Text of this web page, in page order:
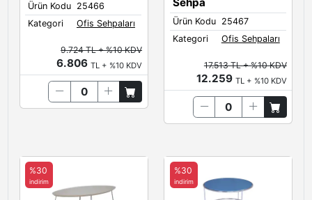
Ürün Kodu
25466
Kategori
Ofis Sehpaları
9.724 TL + %10 KDV
6.806TL + %10 KDV
Sehpa
Ürün Kodu
25467
Kategori
Ofis Sehpaları
17.513 TL + %10 KDV
12.259 TL + %10 KDV
%30
indirim
%30
indirim